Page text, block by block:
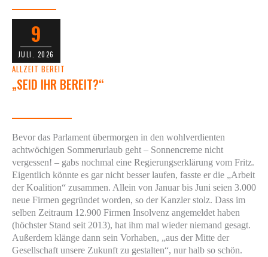
9
JULI. 2026
ALLZEIT BEREIT
„SEID IHR BEREIT?“
Bevor das Parlament übermorgen in den wohlverdienten
achtwöchigen Sommerurlaub geht – Sonnencreme nicht
vergessen! – gabs nochmal eine Regierungserklärung vom Fritz.
Eigentlich könnte es gar nicht besser laufen, fasste er die „Arbeit
der Koalition“ zusammen. Allein von Januar bis Juni seien 3.000
neue Firmen gegründet worden, so der Kanzler stolz. Dass im
selben Zeitraum 12.900 Firmen Insolvenz angemeldet haben
(höchster Stand seit 2013), hat ihm mal wieder niemand gesagt.
Außerdem klänge dann sein Vorhaben, „aus der Mitte der
Gesellschaft unsere Zukunft zu gestalten“, nur halb so schön.